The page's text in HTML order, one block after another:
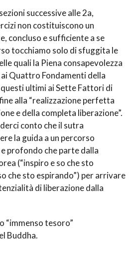
successive alle 2a,
non costituiscono un
concluso e sufficiente a se
tocchiamo solo di sfuggita le
quali la Piena consapevolezza
Quattro Fondamenti della
ultimi ai Sette Fattori di
alla “realizzazione perfetta
e della completa liberazione”.
conto che il sutra
la guida a un percorso
profondo che parte dalla
(“inspiro e so che sto
che sto espirando”) per arrivare
di liberazione dalla
“immenso tesoro”
Buddha.